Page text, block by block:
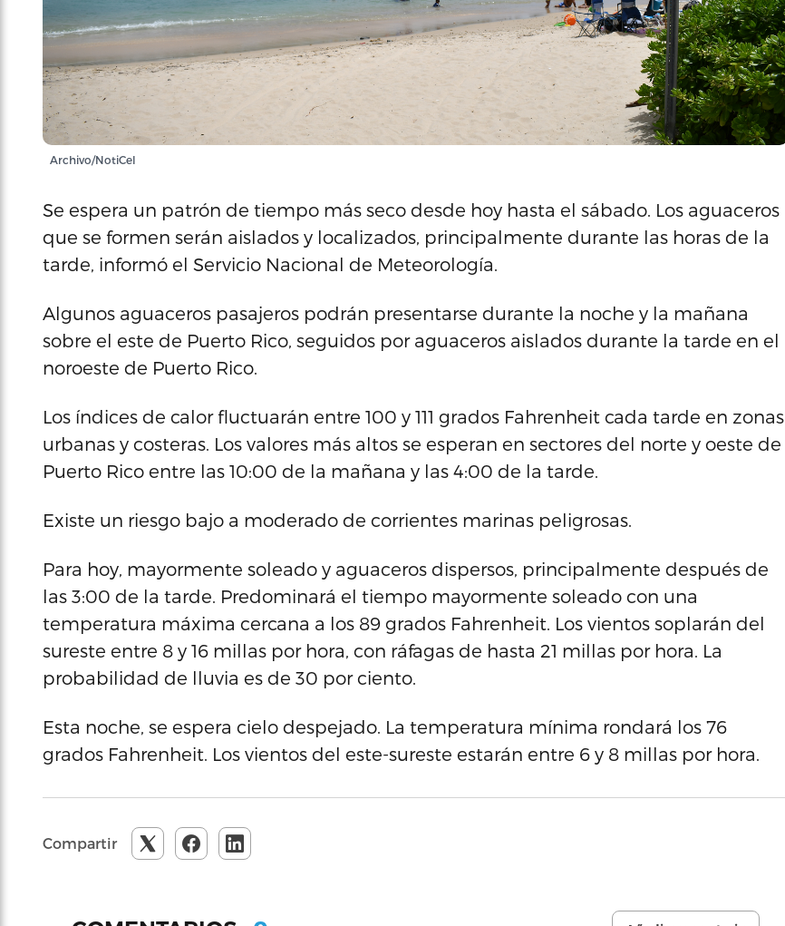
Archivo/NotiCel
Se espera un patrón de tiempo más seco desde hoy hasta el sábado. Los aguaceros
que se formen serán aislados y localizados, principalmente durante las horas de la
tarde, informó el Servicio Nacional de Meteorología.
Algunos aguaceros pasajeros podrán presentarse durante la noche y la mañana
sobre el este de Puerto Rico, seguidos por aguaceros aislados durante la tarde en el
noroeste de Puerto Rico.
Los índices de calor fluctuarán entre 100 y 111 grados Fahrenheit cada tarde en zonas
urbanas y costeras. Los valores más altos se esperan en sectores del norte y oeste de
Puerto Rico entre las 10:00 de la mañana y las 4:00 de la tarde.
Existe un riesgo bajo a moderado de corrientes marinas peligrosas.
Para hoy, mayormente soleado y aguaceros dispersos, principalmente después de
las 3:00 de la tarde. Predominará el tiempo mayormente soleado con una
temperatura máxima cercana a los 89 grados Fahrenheit. Los vientos soplarán del
sureste entre 8 y 16 millas por hora, con ráfagas de hasta 21 millas por hora. La
probabilidad de lluvia es de 30 por ciento.
Esta noche, se espera cielo despejado. La temperatura mínima rondará los 76
grados Fahrenheit. Los vientos del este-sureste estarán entre 6 y 8 millas por hora.
Compartir